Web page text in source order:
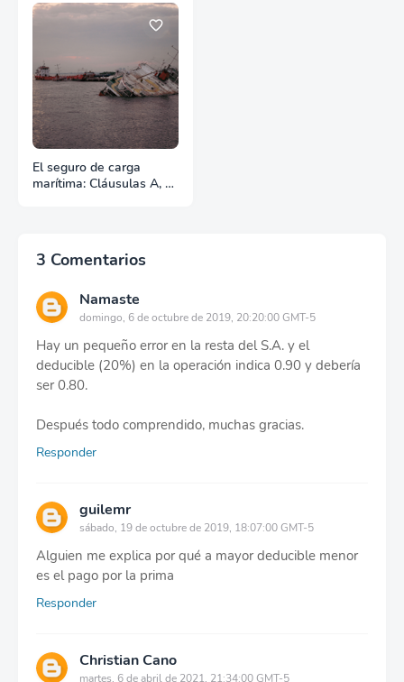
El seguro de carga
marítima: Cláusulas A, B
3 Comentarios
Namaste
domingo, 6 de octubre de 2019, 20:20:00 GMT-5
Hay un pequeño error en la resta del S.A. y el
deducible (20%) en la operación indica 0.90 y debería
ser 0.80.
Después todo comprendido, muchas gracias.
Responder
guilemr
sábado, 19 de octubre de 2019, 18:07:00 GMT-5
Alguien me explica por qué a mayor deducible menor
es el pago por la prima
Responder
Christian Cano
martes, 6 de abril de 2021, 21:34:00 GMT-5